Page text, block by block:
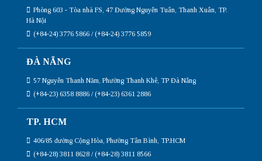
Phòng 603 - Tòa nhà FS, 47 Đường Nguyễn Tuân, Thanh Xuân, TP.
Hà Nội
(+84-24) 3776 5866 / (+84-24) 3776 5859
ĐÀ NẴNG
57 Nguyễn Thanh Năm, Phường Thanh Khê, TP Đà Nẵng
(+84-23) 6358 8886 / (+84-23) 6361 2886
TP. HCM
406/85 đường Cộng Hòa, Phường Tân Bình, TP.HCM
(+84-28) 3811 8628 / (+84-28) 3811 8566